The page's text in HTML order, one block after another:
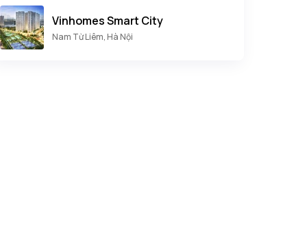
Vinhomes Smart City
Nam Từ Liêm, Hà Nội